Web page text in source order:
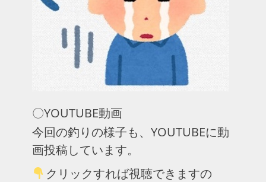
〇YOUTUBE動画
今回の釣りの様子も、YOUTUBEに動
画投稿しています。
クリックすれば視聴できますの